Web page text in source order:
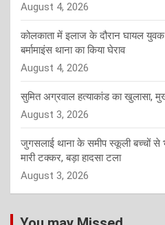
August 4, 2026
कोलकाता में इलाज के दौरान घायल
बर्मामाइंस थाना का किया घेराव
August 4, 2026
सुमित अग्रवाल हत्याकांड का खुलासा,
August 3, 2026
जुगसलाई थाना के समीप स्कूली बच्चों
मारी टक्कर, बड़ा हादसा टला
August 3, 2026